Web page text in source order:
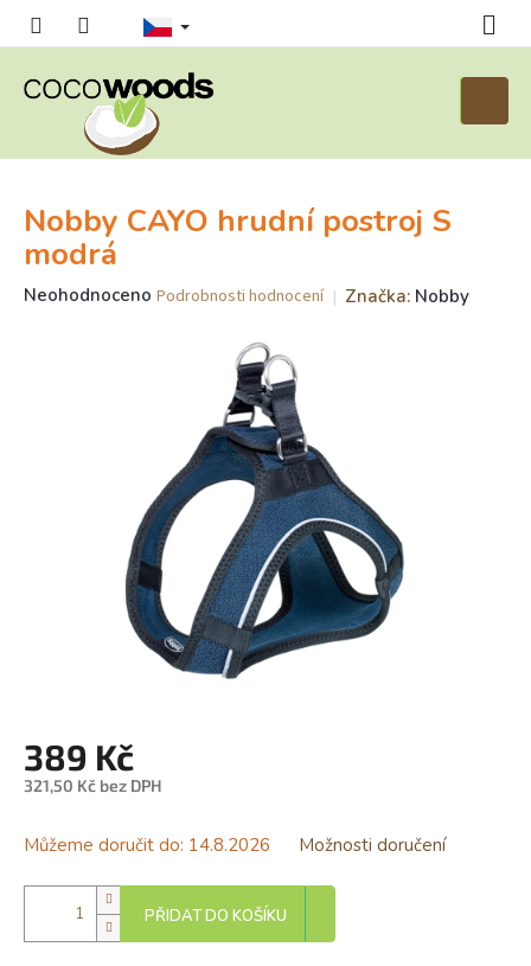
košík
Nobby CAYO hrudní postroj S
modrá
Průměrné
Neohodnoceno Podrobnosti hodnocení Značka: Nobby
389 Kč
321,50 Kč bez DPH
cena:
Můžeme doručit do: 14.8.2026 Možnosti doručení
PŘIDAT DO KOŠÍKU